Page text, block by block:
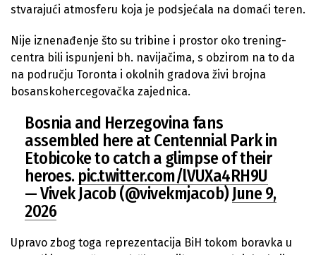
stvarajući atmosferu koja je podsjećala na domaći teren.
Nije iznenađenje što su tribine i prostor oko trening-
centra bili ispunjeni bh. navijačima, s obzirom na to da
na području Toronta i okolnih gradova živi brojna
bosanskohercegovačka zajednica.
Bosnia and Herzegovina fans
assembled here at Centennial Park in
Etobicoke to catch a glimpse of their
heroes. pic.twitter.com/lVUXa4RH9U
— Vivek Jacob (@vivekmjacob)June 9,
2026
Upravo zbog toga reprezentacija BiH tokom boravka u